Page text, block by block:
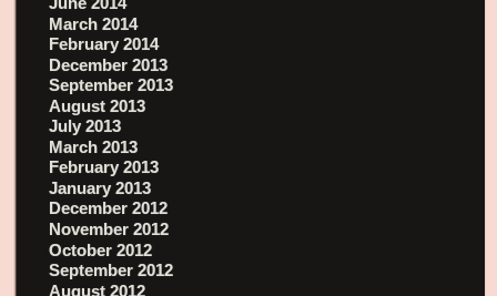
March 2014
February 2014
December 2013
September 2013
August 2013
July 2013
March 2013
February 2013
January 2013
December 2012
November 2012
October 2012
September 2012
August 2012